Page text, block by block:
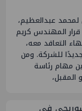
لمحمد عبدالعظيم،
المهندس كريم
التعاقد معه،
للشركة. ومن
مهام رئاسة
المقبل،